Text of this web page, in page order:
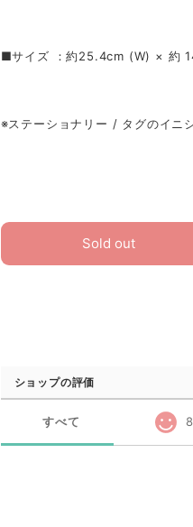
■サイズ ：約25.4cm (W) × 約
※ステーショナリー / タグのイニ
Sold out
ショップの評価
すべて 8